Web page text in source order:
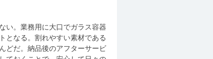
い。業務用に大口でガラス容器
となる。割れやすい素材である
どだ。納品後のアフターサービ